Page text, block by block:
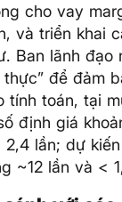
cho vay
và triển khai
Ban lãnh đạo
thực” để đảm
tính toán, tại
định giá
2,4 lần; dự
~12 lần và <